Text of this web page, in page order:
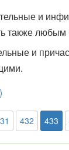
и
также
и
432 433